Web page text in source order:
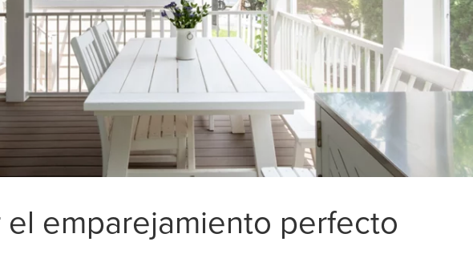
el emparejamiento perfecto